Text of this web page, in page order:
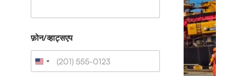
फ़ोन/व्हाट्सएप